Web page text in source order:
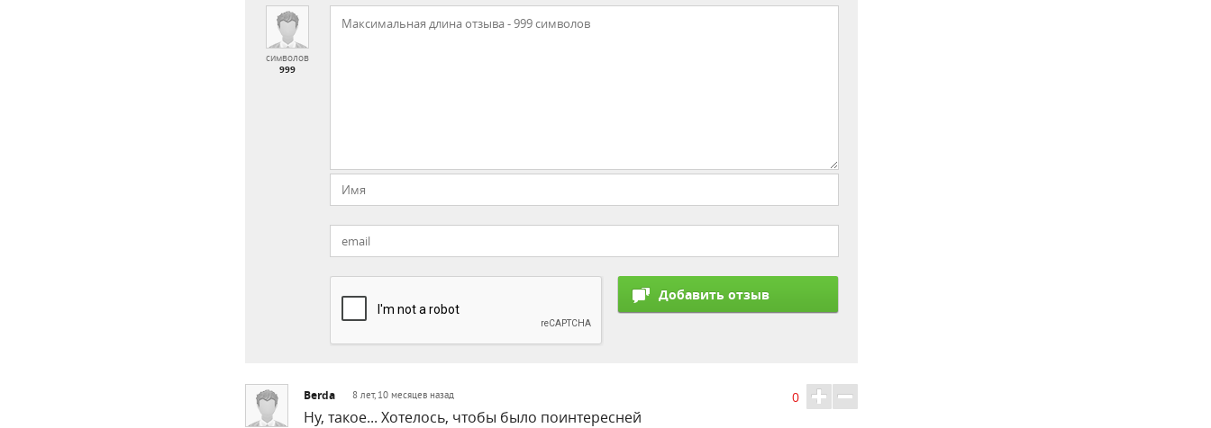
символов
999
Berda 8 лет, 10 месяцев назад
Ну, такое... Хотелось, чтобы было поинтересней
0